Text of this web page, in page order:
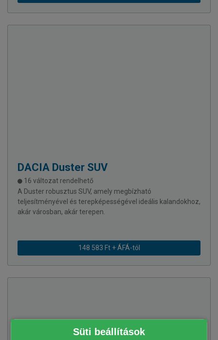
Süti beállítások
DACIA Duster SUV
16 változat rendelhető
A Duster robusztus SUV, amely megbízható
teljesítményével és terepképességével ideális kalandokhoz,
akár városban, akár terepen.
148 583 Ft + ÁFÁ-tól